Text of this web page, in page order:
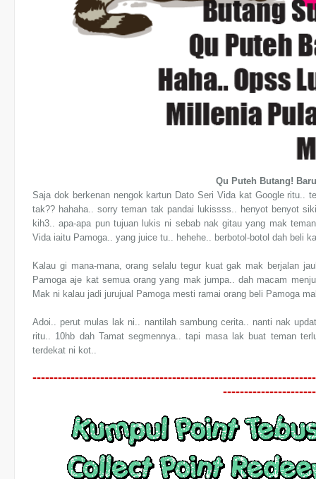
Qu Puteh Butang!
Saja dok berkenan nengok kartun Dato Seri Vida kat Google ritu..
tak?? hahaha.. sorry teman tak pandai lukissss.. henyot benyot
kih3.. apa-apa pun tujuan lukis ni sebab nak gitau yang mak
Vida iaitu Pamoga.. yang juice tu.. hehehe.. berbotol-botol dah beli
Kalau gi mana-mana, orang selalu tegur kuat gak mak berjalan
Pamoga aje kat semua orang yang mak jumpa.. dah macam
Mak ni kalau jadi jurujual Pamoga mesti ramai orang beli Pamoga
Adoi.. perut mulas lak ni.. nantilah sambung cerita.. nanti nak
ritu.. 10hb dah Tamat segmennya.. tapi masa lak buat teman
terdekat ni kot..